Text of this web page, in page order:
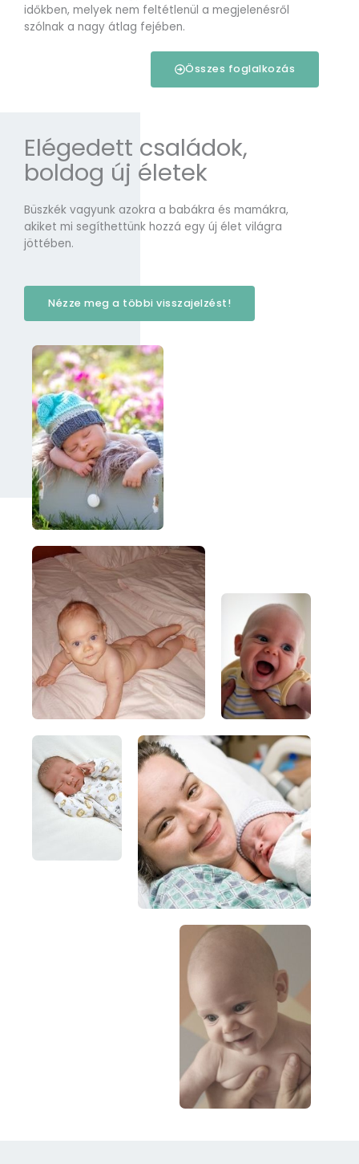
időkben, melyek nem feltétlenül a megjelenésről
szólnak a nagy átlag fejében.
Összes foglalkozás
Elégedett családok,
boldog új életek
Büszkék vagyunk azokra a babákra és mamákra,
akiket mi segíthettünk hozzá egy új élet világra
jöttében.
Nézze meg a többi visszajelzést!